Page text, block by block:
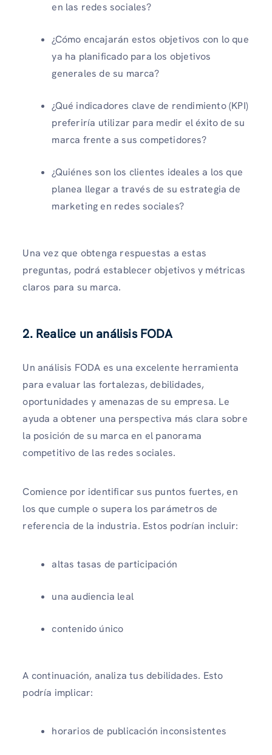
en las redes sociales?
¿Cómo encajarán estos objetivos con lo que
ya ha planificado para los objetivos
generales de su marca?
¿Qué indicadores clave de rendimiento (KPI)
preferiría utilizar para medir el éxito de su
marca frente a sus competidores?
¿Quiénes son los clientes ideales a los que
planea llegar a través de su estrategia de
marketing en redes sociales?
Una vez que obtenga respuestas a estas
preguntas, podrá establecer objetivos y métricas
claros para su marca.
2. Realice un análisis FODA
Un análisis FODA es una excelente herramienta
para evaluar las fortalezas, debilidades,
oportunidades y amenazas de su empresa. Le
ayuda a obtener una perspectiva más clara sobre
la posición de su marca en el panorama
competitivo de las redes sociales.
Comience por identificar sus puntos fuertes, en
los que cumple o supera los parámetros de
referencia de la industria. Estos podrían incluir:
altas tasas de participación
una audiencia leal
contenido único
A continuación, analiza tus debilidades. Esto
podría implicar:
horarios de publicación inconsistentes